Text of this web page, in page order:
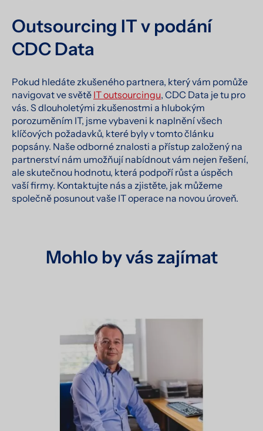
Outsourcing IT v podání
CDC Data
Pokud hledáte zkušeného partnera, který vám pomůže
navigovat ve světě IT outsourcingu, CDC Data je tu pro
vás. S dlouholetými zkušenostmi a hlubokým
porozuměním IT, jsme vybaveni k naplnění všech
klíčových požadavků, které byly v tomto článku
popsány. Naše odborné znalosti a přístup založený na
partnerství nám umožňují nabídnout vám nejen řešení,
ale skutečnou hodnotu, která podpoří růst a úspěch
vaší firmy. Kontaktujte nás a zjistěte, jak můžeme
společně posunout vaše IT operace na novou úroveň.
Mohlo by vás zajímat